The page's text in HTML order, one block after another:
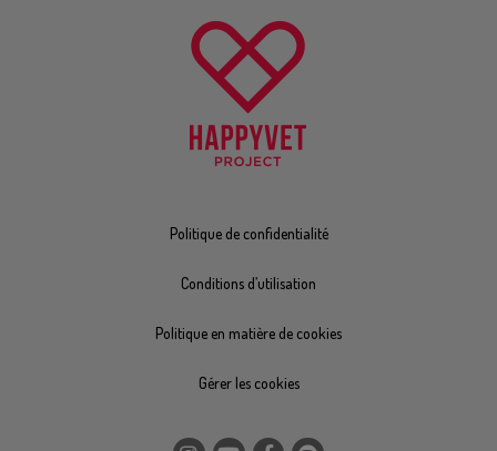
Politique de confidentialité
Conditions d’utilisation
Politique en matière de cookies
Gérer les cookies